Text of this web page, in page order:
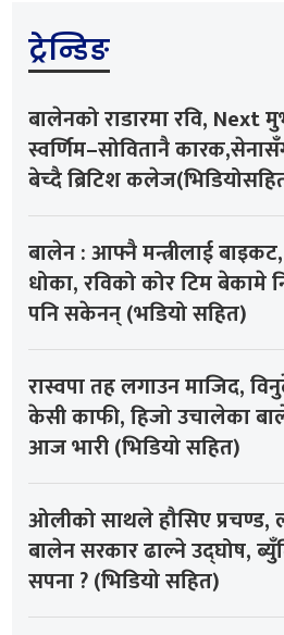
ट्रेन्डिङ
बालेनको राडारमा रवि,
स्वर्णिम–सोवितानै
बेच्दै ब्रिटिश
बालेन : आफ्नै मन्त्रीलाई
धोका, रविको कोर टिम बेकामे
पनि सकेनन् (भडियो सहित)
रास्वपा तह लगाउन माजिद,
केसी काफी, हिजो उचालेका
आज भारी (भिडियो सहित)
ओलीको साथले हौसिए प्रचण्ड,
बालेन सरकार ढाल्ने उद्घोष,
सपना ? (भिडियो सहित)